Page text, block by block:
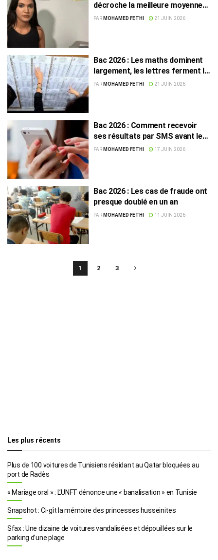
décroche la meilleure moyenne
nationale avec 20,01
PAR MOHAMED FETHI 21 JUIN 2026
Bac 2026 : Les maths dominent
largement, les lettres ferment la
marche
PAR MOHAMED FETHI 21 JUIN 2026
Bac 2026 : Comment recevoir
ses résultats par SMS avant leur
publication officielle ?
PAR MOHAMED FETHI 17 JUIN 2026
Bac 2026 : Les cas de fraude ont
presque doublé en un an
PAR MOHAMED FETHI 11 JUIN 2026
1 2 3
Les plus récents
Plus de 100 voitures de Tunisiens résidant au Qatar bloquées au
port de Radès
« Mariage oral » : L’UNFT dénonce une « banalisation » en Tunisie
Snapshot : Ci-gît la mémoire des princesses husseinites
Sfax : Une dizaine de voitures vandalisées et dépouillées sur le
parking d’une plage